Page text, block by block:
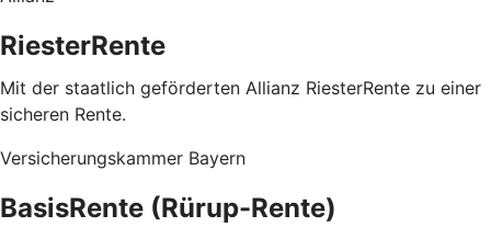
RiesterRente
Mit der staatlich geförderten Allianz RiesterRente zu einer
sicheren Rente.
Versicherungskammer Bayern
BasisRente (Rürup-Rente)